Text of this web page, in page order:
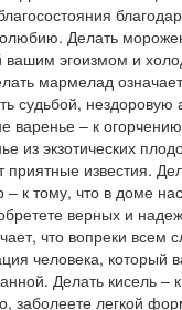
Делать
вашим эгоизмом и
мармелад
судьбой,
варенье – к
из экзотических
приятные известия.
к тому, что в доме
верных и
что вопреки всем
человека, который
Делать кисель –
заболеете легкой